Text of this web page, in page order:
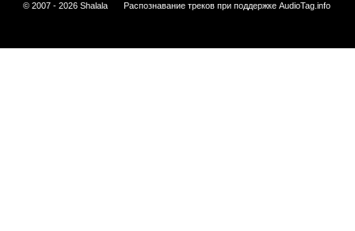
© 2007 - 2026 Shalala Распознавание треков при поддержке AudioTag.info